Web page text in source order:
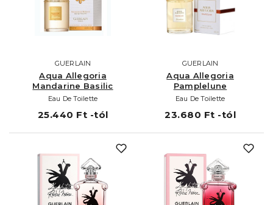
GUERLAIN
Aqua Allegoria
Mandarine Basilic
Eau De Toilette
25.440 Ft -tól
GUERLAIN
Aqua Allegoria
Pamplelune
Eau De Toilette
23.680 Ft -tól